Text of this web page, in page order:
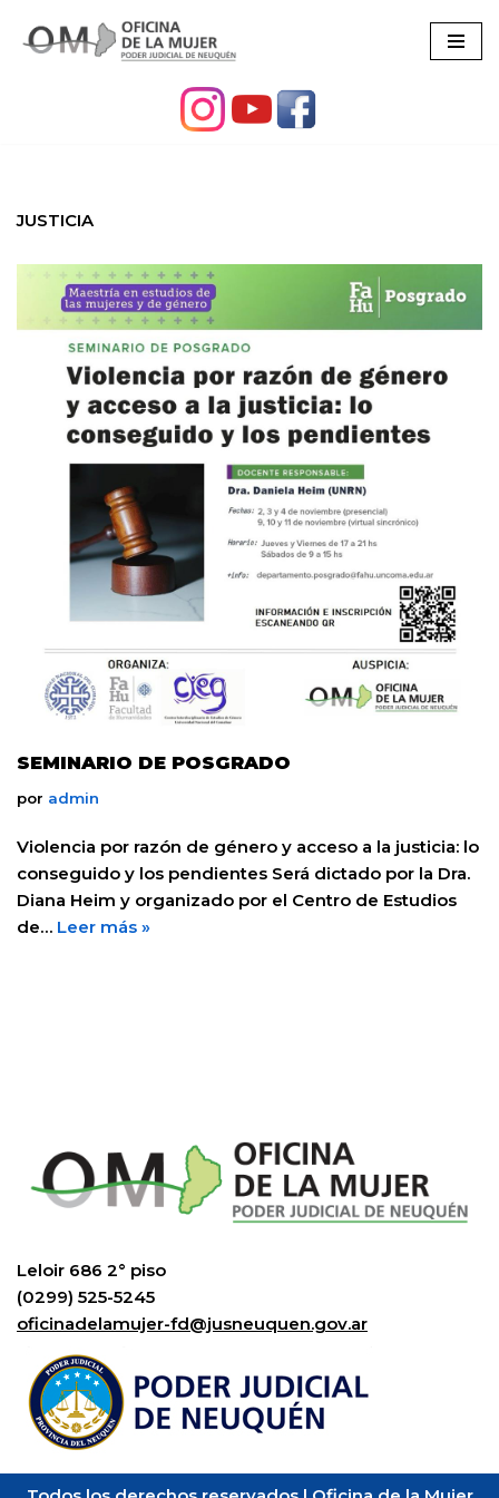
JUSTICIA
SEMINARIO DE POSGRADO
por admin
Violencia por razón de género y acceso a la justicia: lo
conseguido y los pendientes Será dictado por la Dra.
Diana Heim y organizado por el Centro de Estudios
de… Leer más »
Leloir 686 2° piso
(0299) 525-5245
oficinadelamujer-fd@jusneuquen.gov.ar